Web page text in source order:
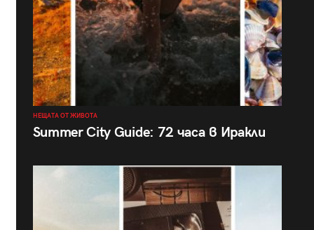
НЕЩАТА ОТ ЖИВОТА
Summer City Guide: 72 часа в Иракли